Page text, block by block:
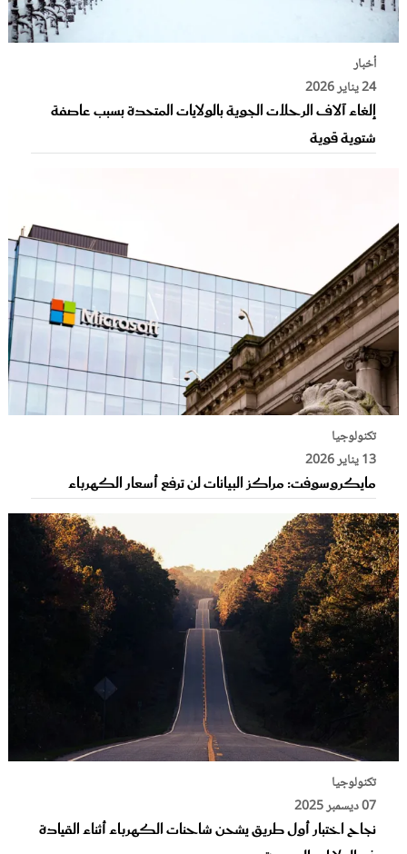
أخبار
24 يناير 2026
إلغاء آلاف الرحلات الجوية بالولايات المتحدة بسبب عاصفة
شتوية قوية
تكنولوجيا
13 يناير 2026
مايكروسوفت: مراكز البيانات لن ترفع أسعار الكهرباء
تكنولوجيا
07 ديسمبر 2025
نجاح اختبار أول طريق يشحن شاحنات الكهرباء أثناء القيادة